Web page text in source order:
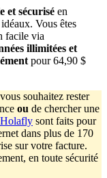
et sécurisé en
Vous êtes
facile via
illimitées et
pour 64,90 $
souhaitez rester
ou de chercher une
sont faits pour
dans plus de 170
sur votre facture.
en toute sécurité